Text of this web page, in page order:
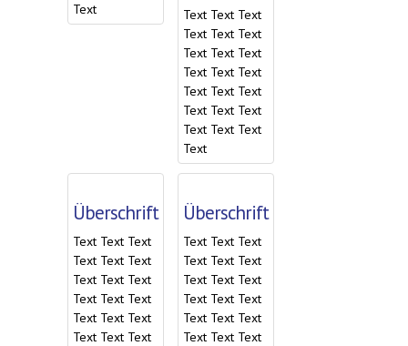
Text
Text Text Text
Text Text Text
Text Text Text
Text Text Text
Text Text Text
Text Text Text
Text Text Text
Text
Überschrift
Text Text Text
Text Text Text
Text Text Text
Text Text Text
Text Text Text
Text Text Text
Überschrift
Text Text Text
Text Text Text
Text Text Text
Text Text Text
Text Text Text
Text Text Text